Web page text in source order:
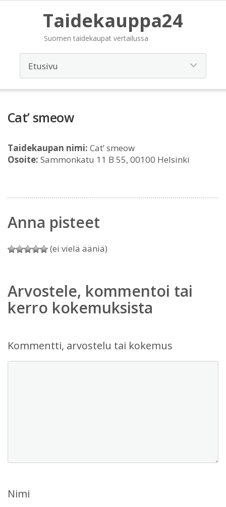
Taidekauppa24
Suomen taidekaupat vertailussa
Cat’ smeow
Taidekaupan nimi: Cat’ smeow
Osoite: Sammonkatu 11 B 55, 00100 Helsinki
Anna pisteet
(ei vielä ääniä)
Arvostele, kommentoi tai
kerro kokemuksista
Kommentti, arvostelu tai kokemus
Nimi